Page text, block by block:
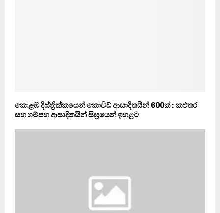
කොළඹ දිස්ත්‍රික්කයෙන් කොවිඩ් ආසාදිතයින් 600ක් : කළුතර
සහ ගම්පහ ආසාදිතයින් සිඝ්‍රයෙන් ඉහළට